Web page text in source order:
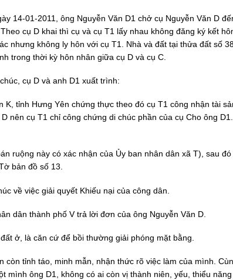
14-01-2011, ông Nguyễn Văn D1 chở cụ Nguyễn Văn D
cụ D khai thì cụ và cụ T1 lấy nhau không đăng ký kết
nhưng không ly hôn với cụ T1. Nhà và đất tại thửa đất số
trong thời kỳ hôn nhân giữa cụ D và cụ C.
cụ D và anh D1 xuất trình:
tỉnh Hưng Yên chứng thực theo đó cụ T1 công nhận tài
nên cụ T1 chỉ công chứng di chúc phần của cụ Cho ông D1.
ruộng này có xác nhận của Ủy ban nhân dân xã T), sau đó
bản đồ số 13.
về việc giải quyết Khiếu nại của công dân.
dân thành phố V trả lời đơn của ông Nguyễn Văn D.
ở, là căn cứ để bồi thường giải phóng mặt bằng.
tỉnh táo, minh mẫn, nhận thức rõ việc làm của mình.
mình ông D1, không có ai còn vị thành niên, yếu, thiểu